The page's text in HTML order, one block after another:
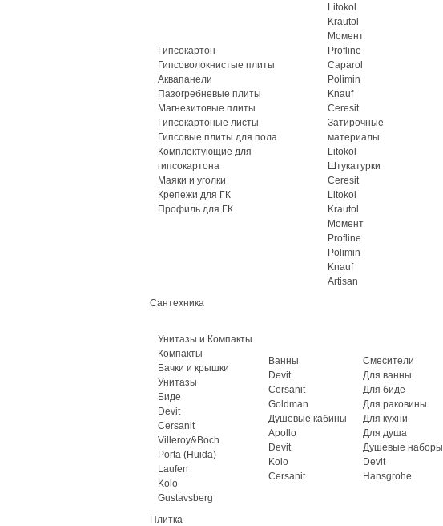
Гипсокартон
Гипсоволокнистые плиты
Аквапанели
Пазогребневые плиты
Магнезитовые плиты
Гипсокартоные листы
Гипсовые плиты для пола
Комплектующие для
гипсокартона
Маяки и уголки
Крепежи для ГК
Профиль для ГК
Litokol
Krautol
Момент
Profline
Caparol
Polimin
Knauf
Ceresit
Затирочные
материалы
Litokol
Штукатурки
Ceresit
Litokol
Krautol
Момент
Profline
Polimin
Knauf
Artisan
Сантехника
Унитазы и Компакты
Компакты
Бачки и крышки
Унитазы
Биде
Devit
Cersanit
Villeroy&Boch
Porta (Huida)
Laufen
Kolo
Gustavsberg
Ванны
Devit
Cersanit
Goldman
Душевые кабины
Apollo
Devit
Kolo
Cersanit
Смесители
Для ванны
Для биде
Для раковины
Для кухни
Для душа
Душевые наборы
Devit
Hansgrohe
Плитка